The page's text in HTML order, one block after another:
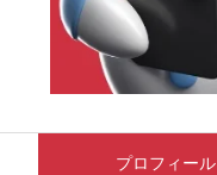
プロフィール